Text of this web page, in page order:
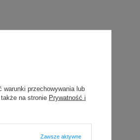
warunki przechowywania lub
na stronie Prywatność i
Zawsze aktywne